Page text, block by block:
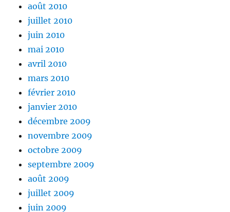
août 2010
juillet 2010
juin 2010
mai 2010
avril 2010
mars 2010
février 2010
janvier 2010
décembre 2009
novembre 2009
octobre 2009
septembre 2009
août 2009
juillet 2009
juin 2009